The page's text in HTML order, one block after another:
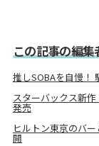
この記事の編集
推しSOBAを自慢！
スターバックス新
発売
ヒルトン東京のバ
開